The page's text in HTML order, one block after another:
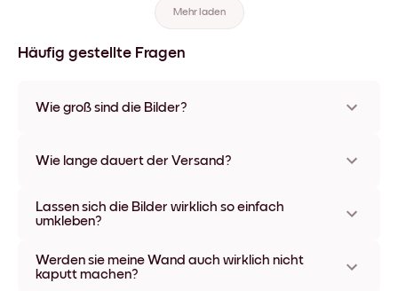
Mehr laden
Häufig gestellte Fragen
Wie groß sind die Bilder?
Erhältlich in verschiedenen Materialien und Rahmenfarben,
Wie lange dauert der Versand?
Ländern bieten wir auch Expressversand an. Den Trackinglink
bekommst Du nach Bestellaufgabe zugeschickt.
Lassen sich die Bilder wirklich so einfach
umkleben?
umpositionieren zu lassen, ohne die Wände dabei zu
beschädigen.
Werden sie meine Wand auch wirklich nicht
kaputt machen?